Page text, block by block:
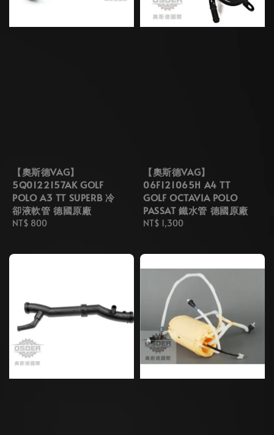
【奧斯德VAG】
5Q0122157AK GOLF
POLO A3 TT SUPERB 冷
卻液軟管 德國原廠
Regular
NT$ 800
【奧斯德VAG】
06F121065H A4 TT
GOLF OCTAVIA POLO
PASSAT 鐵水管 德國原廠
Regular
NT$ 1,300